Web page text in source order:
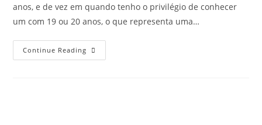
anos, e de vez em quando tenho o privilégio de conhecer
um com 19 ou 20 anos, o que representa uma…
Continue Reading